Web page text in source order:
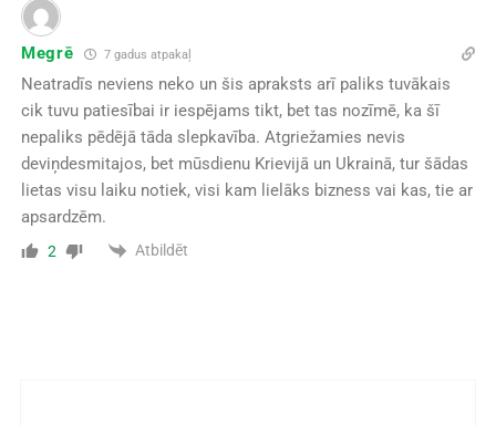
Megrē 7 gadus atpakaļ
Neatradīs neviens neko un šis apraksts arī paliks tuvākais
cik tuvu patiesībai ir iespējams tikt, bet tas nozīmē, ka šī
nepaliks pēdējā tāda slepkavība. Atgriežamies nevis
deviņdesmitajos, bet mūsdienu Krievijā un Ukrainā, tur šādas
lietas visu laiku notiek, visi kam lielāks bizness vai kas, tie ar
apsardzēm.
2 Atbildēt